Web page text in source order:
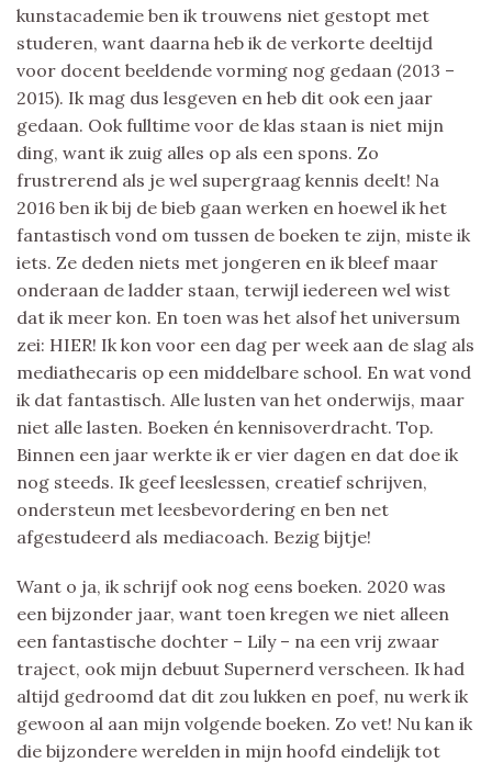
kunstacademie ben ik trouwens niet gestopt met
studeren, want daarna heb ik de verkorte deeltijd
voor docent beeldende vorming nog gedaan (2013 –
2015). Ik mag dus lesgeven en heb dit ook een jaar
gedaan. Ook fulltime voor de klas staan is niet mijn
ding, want ik zuig alles op als een spons. Zo
frustrerend als je wel supergraag kennis deelt! Na
2016 ben ik bij de bieb gaan werken en hoewel ik het
fantastisch vond om tussen de boeken te zijn, miste ik
iets. Ze deden niets met jongeren en ik bleef maar
onderaan de ladder staan, terwijl iedereen wel wist
dat ik meer kon. En toen was het alsof het universum
zei: HIER! Ik kon voor een dag per week aan de slag als
mediathecaris op een middelbare school. En wat vond
ik dat fantastisch. Alle lusten van het onderwijs, maar
niet alle lasten. Boeken én kennisoverdracht. Top.
Binnen een jaar werkte ik er vier dagen en dat doe ik
nog steeds. Ik geef leeslessen, creatief schrijven,
ondersteun met leesbevordering en ben net
afgestudeerd als mediacoach. Bezig bijtje!
Want o ja, ik schrijf ook nog eens boeken. 2020 was
een bijzonder jaar, want toen kregen we niet alleen
een fantastische dochter – Lily – na een vrij zwaar
traject, ook mijn debuut Supernerd verscheen. Ik had
altijd gedroomd dat dit zou lukken en poef, nu werk ik
gewoon al aan mijn volgende boeken. Zo vet! Nu kan ik
die bijzondere werelden in mijn hoofd eindelijk tot